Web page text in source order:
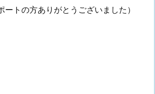
ートの方ありがとうございました）